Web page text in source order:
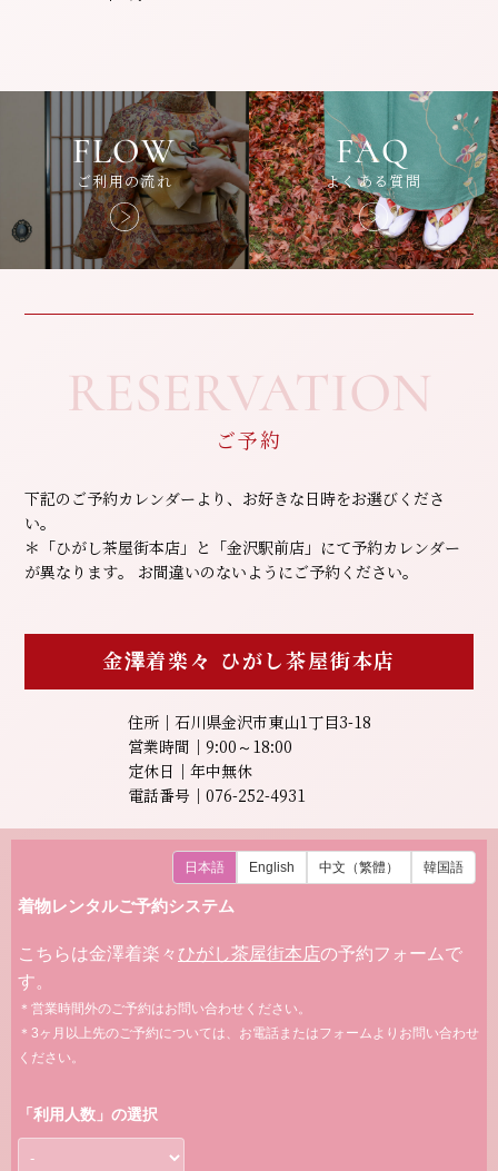
FLOW
ご利用の流れ
FAQ
よくある質問
RESERVATION
ご予約
下記のご予約カレンダーより、お好きな日時をお選びくださ
い。
＊「ひがし茶屋街本店」と「金沢駅前店」にて予約カレンダー
が異なります。
お間違いのないようにご予約ください。
金澤着楽々 ひがし茶屋街本店
住所｜石川県金沢市東山1丁目3-18
営業時間｜9:00～18:00
定休日｜年中無休
電話番号｜076-252-4931